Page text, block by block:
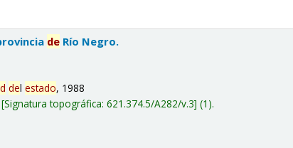
de Río Negro.
delestado, 1988
Signatura topográfica:621.374.5/A282/v.3 (1).